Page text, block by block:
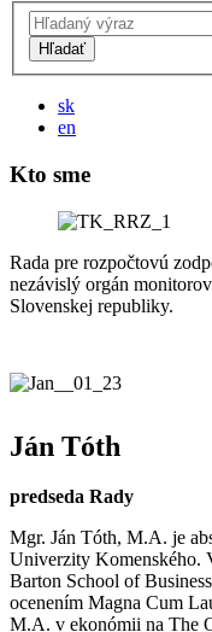
Hľadať
sk
en
Kto sme
Rada pre rozpočtovú
nezávislý orgán
Slovenskej republiky.
Ján Tóth
predseda Rady
Mgr. Ján Tóth, M.A. je
Univerzity Komenského.
Barton School of
ocenením Magna Cum
M.A. v ekonómii na The